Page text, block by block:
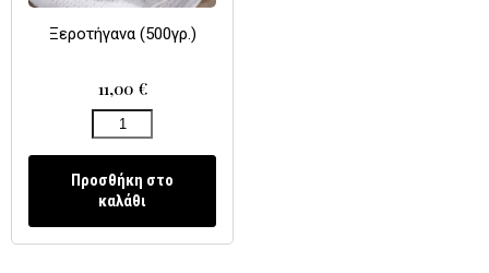
Ξεροτήγανα (500γρ.)
11,00 €
Προσθήκη στο
καλάθι